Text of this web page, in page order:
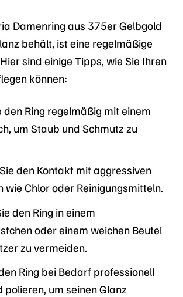
Damenring aus 375er Gelbgold
behält, ist eine regelmäßige
sind einige Tipps, wie Sie Ihren
können:
den Ring regelmäßig mit einem
um Staub und Schmutz zu
den Kontakt mit aggressiven
wie Chlor oder Reinigungsmitteln.
den Ring in einem
oder einem weichen Beutel
zu vermeiden.
Ring bei Bedarf professionell
polieren, um seinen Glanz